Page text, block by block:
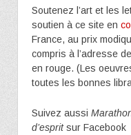
Soutenez l’art et les
soutien à ce site en
France, au prix
compris à l’adresse
en rouge. (Les
toutes les bonnes
Suivez aussi
d’espritsur Facebook